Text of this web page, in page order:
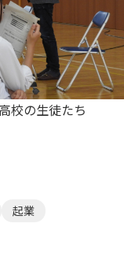
校の生徒たち
起業